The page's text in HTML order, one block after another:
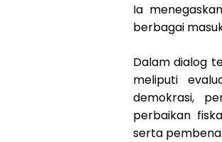
Ia
berbagai
Dalam dialog
meliputi
demokrasi,
perbaikan
serta